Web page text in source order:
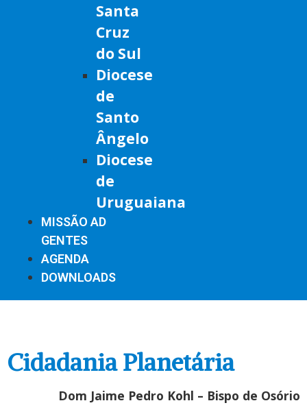
Santa
Cruz
do Sul
Diocese
de
Santo
Ângelo
Diocese
de
Uruguaiana
MISSÃO AD
GENTES
AGENDA
DOWNLOADS
Cidadania Planetária
Dom Jaime Pedro Kohl – Bispo de Osório